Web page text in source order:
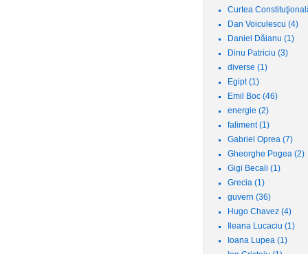
Curtea
Dan Voiculescu (4)
Daniel Dăianu (1)
Dinu Patriciu (3)
diverse (1)
Egipt(1)
Emil Boc (46)
energie (2)
faliment(1)
Gabriel Oprea (7)
Gheorghe Pogea (2)
Gigi Becali (1)
Grecia (1)
guvern (36)
Hugo Chavez (4)
Ileana Lucaciu (1)
Ioana Lupea (1)